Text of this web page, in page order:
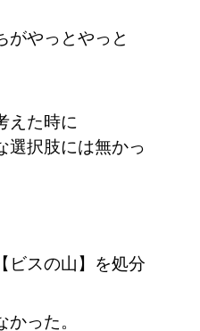
がやっとやっと
えた時に
選択肢には無かっ
ビスの山】を処分
った。